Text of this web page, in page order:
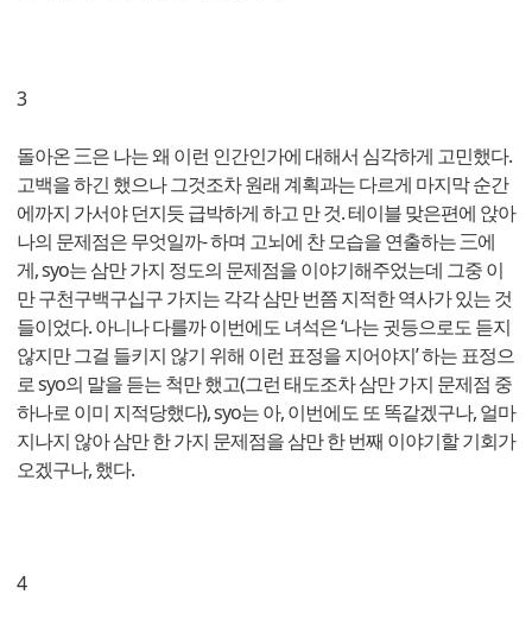
3
돌아온 三은 나는 왜 이런 인간인가에 대해서 심각하게 고민했다.
고백을 하긴 했으나 그것조차 원래 계획과는 다르게 마지막 순간
에까지 가서야 던지듯 급박하게 하고 만 것. 테이블 맞은편에 앉아
나의 문제점은 무엇일까- 하며 고뇌에 찬 모습을 연출하는 三에
게, syo는 삼만 가지 정도의 문제점을 이야기해주었는데 그중 이
만 구천구백구십구 가지는 각각 삼만 번쯤 지적한 역사가 있는 것
들이었다. 아니나 다를까 이번에도 녀석은 ‘나는 귓등으로도 듣지
않지만 그걸 들키지 않기 위해 이런 표정을 지어야지’ 하는 표정으
로 syo의 말을 듣는 척만 했고(그런 태도조차 삼만 가지 문제점 중
하나로 이미 지적당했다), syo는 아, 이번에도 또 똑같겠구나, 얼마
지나지 않아 삼만 한 가지 문제점을 삼만 한 번째 이야기할 기회가
오겠구나, 했다.
4